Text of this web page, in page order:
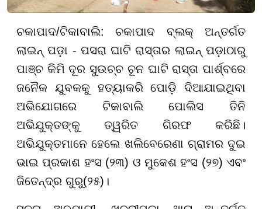
ଚକାପାଦ/ଟିକାବାଲି: ଚକାପାଦ ବ୍ଲକ୍ ଅନ୍ତର୍ଗତ
ଲାଇନ୍ ପଡ଼ା - ପସରା ଘାଟି ରାସ୍ତାର ଲାଇନ୍ ପଡ଼ାଠାରୁ
ପାଞ୍ଚ କିମି ଦୂର ସୁଉଚ୍ଚ ଚୂନ ଘାଟି ରାସ୍ତା ପାର୍ଶ୍ବରେ
ଜନୈକ ଯୁବକକୁ ହତ୍ୟାକରି ପୋଡ଼ି ଦିଆଯାଇଥିବା
ଅଭିଯୋଗରେ ଟିକାବାଲି ପୋଲିସ ତିନି
ଅଭିଯୁକ୍ତଙ୍କୁ ତ୍ୱରିତ ଗିରଫ କରିଛି।
ଅଭିଯୁକ୍ତମାନେ ହେଲେ ଖଲିବେରେଣା ଗ୍ରାମର ଦୁଇ
ଭାଇ ପ୍ରକାଶ ହଂସ (୨୩) ଓ ମୁକେଶ ହଂସ (୨୭) ଏବଂ
ଜିତେନ୍ଦ୍ର ଗୁରୁ(୨୫)।